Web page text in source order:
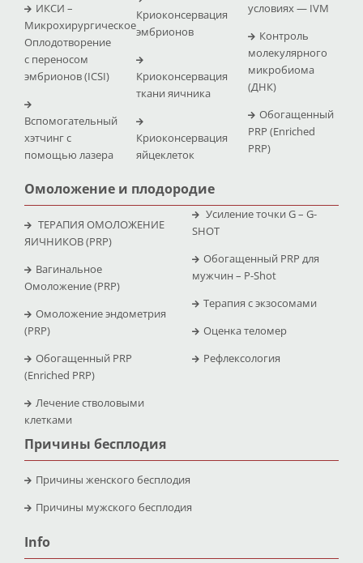
ИКСИ –
Микрохирургическое
Оплодотворение
с переносом
эмбрионов (ICSI)
Вспомогательный
хэтчинг с
помощью лазера
Криоконсервация
эмбрионов
Криоконсервация
ткани яичника
Криоконсервация
яйцеклеток
условиях — IVM
Контроль
молекулярного
микробиома
(ДНК)
Обогащенный
PRP (Enriched
PRP)
Омоложение и плодородие
ТЕРАПИЯ ОМОЛОЖЕНИЕ
ЯИЧНИКОВ (PRP)
Вагинальное
Омоложение (PRP)
Омоложение эндометрия
(PRP)
Обогащенный PRP
(Enriched PRP)
Лечение стволовыми
клетками
Усиление точки G – G-
SHOT
Обогащенный PRP для
мужчин – P-Shot
Терапия с экзосомами
Оценка теломер
Рефлексология
Причины бесплодия
Причины женского бесплодия
Причины мужского бесплодия
Info